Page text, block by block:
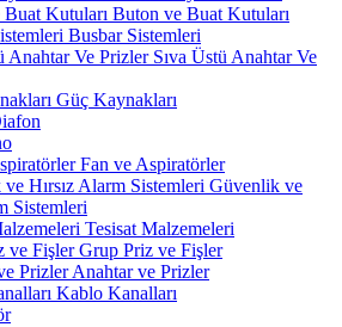
Buton ve Buat Kutuları
Busbar Sistemleri
Sıva Üstü Anahtar Ve
Güç Kaynakları
Fan ve Aspiratörler
Güvenlik ve
Sistemleri
Tesisat Malzemeleri
Grup Priz ve Fişler
Anahtar ve Prizler
Kablo Kanalları